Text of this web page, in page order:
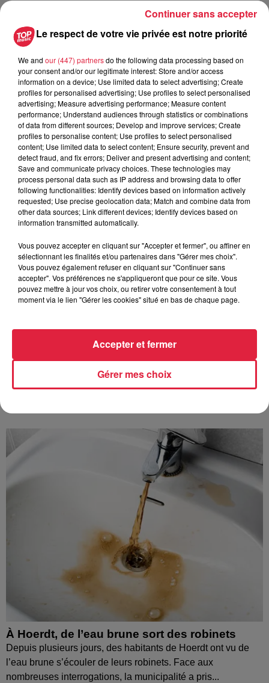
Publié : 13 décembre 2021 à 17h02 par Sebastien Ruffet
A lire aussi
6 août 2026
À Hoerdt, de l’eau brune sort des
robinets
6 août 2026
Tags antisémites à Strasbourg :
6 août 2026
Au zoo de Mulhouse : rencontre
À Hoerdt, de l’eau brune sort des robinets
Depuis plusieurs jours, des habitants de Hoerdt ont vu de
l’eau brune s’écouler de leurs robinets. Face aux
nombreuses interrogations, la municipalité a pris...
Le respect de votre vie privée est notre priorité
We and our (447) partnersdo the following data processing based on
your consent and/or our legitimate interest: Store and/or access
information on a device; Use limited data to select advertising; Create
profiles for personalised advertising; Use profiles to select personalised
advertising; Measure advertising performance; Measure content
performance; Understand audiences through statistics or combinations
of data from different sources; Develop and improve services; Create
profiles to personalise content; Use profiles to select personalised
content; Use limited data to select content; Ensure security, prevent and
detect fraud, and fix errors; Deliver and present advertising and content;
Save and communicate privacy choices. These technologies may
process personal data such as IP address and browsing data to offer
following functionalities: Identify devices based on information actively
requested; Use precise geolocation data; Match and combine data from
other data sources; Link different devices; Identify devices based on
information transmitted automatically.
Vous pouvez accepter en cliquant sur "Accepter et fermer", ou affiner en
sélectionnant les finalités et/ou partenaires dans "Gérer mes choix".
Vous pouvez également refuser en cliquant sur "Continuer sans
accepter". Vos préférences ne s'appliqueront que pour ce site. Vous
pouvez mettre à jour vos choix, ou retirer votre consentement à tout
moment via le lien "Gérer les cookies" situé en bas de chaque page.
Gérer mes choix
Accepter et fermer
Continuer sans accepter